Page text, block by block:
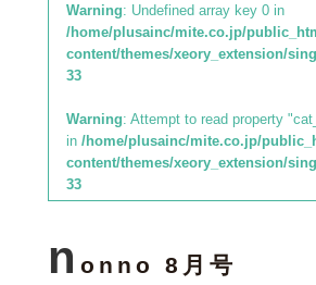
Warning: Undefined array key 0 in
/home/plusainc/mite.co.jp/
content/themes/xeory_extension/
33
Warning: Attempt to read property
in /home/plusainc/mite.co.jp/
content/themes/xeory_extension/
33
n onno 8月号